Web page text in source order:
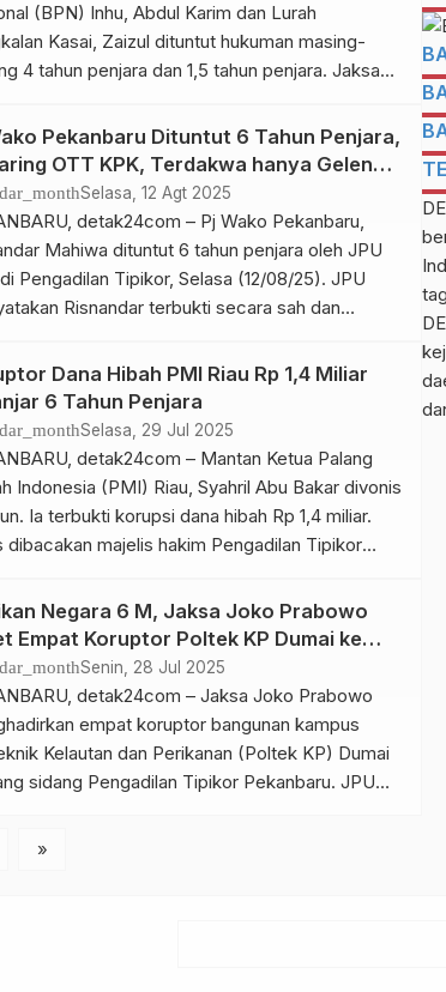
(BPN) Inhu, Abdul Karim dan Lurah
Kasai, Zaizul dituntut hukuman masing-
4 tahun penjara dan 1,5 tahun penjara. Jaksa
Muhammad Fadil, menyatakan terdakwa
melakukan korupsi penerbitan Sertifikat Hak
atas tanah milik Pemkab Inhu. Kedua
[…]
Pekanbaru Dituntut 6 Tahun Penjara,
OTT KPK, Terdakwa hanya Geleng-
Selasa, 12 Agt 2025
detak24com – Pj Wako Pekanbaru,
Mahiwa dituntut 6 tahun penjara oleh JPU
Pengadilan Tipikor, Selasa (12/08/25). JPU
Risnandar terbukti secara sah dan
hukuman 6 tahun penjara, terdakwa juga
denda Rp 300 juta subsider 4 bulan
Selain itu, Risnandar dituntut hukuman
membayar […]
Dana Hibah PMI Riau Rp 1,4 Miliar
6 Tahun Penjara
Selasa, 29 Jul 2025
detak24com – Mantan Ketua Palang
Indonesia (PMI) Riau, Syahril Abu Bakar divonis
Ia terbukti korupsi dana hibah Rp 1,4 miliar.
dibacakan majelis hakim Pengadilan Tipikor
25) petang. Selain Syahril, hakim juga
eks bendahara PMI Riau, Rambun
dengan penjara 5 tahun. Kedua terdakwa
Negara 6 M, Jaksa Joko Prabowo
Empat Koruptor Poltek KP Dumai ke
Hijau
Senin, 28 Jul 2025
detak24com – Jaksa Joko Prabowo
empat koruptor bangunan kampus
Kelautan dan Perikanan (Poltek KP) Dumai
sidang Pengadilan Tipikor Pekanbaru. JPU
menimbulkan kerugian negara sebesar Rp
»